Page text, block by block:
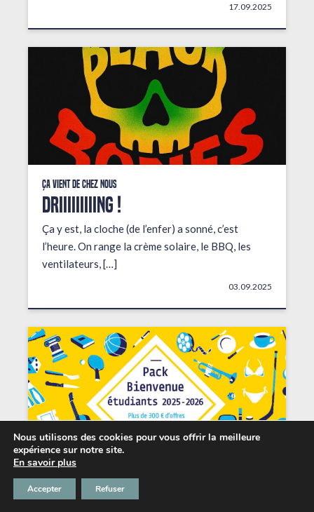
17.09.2025
Ça vient de chez nous
DRIIIIIIIIING !
Ça y est, la cloche (de l’enfer) a sonné, c’est
l’heure. On range la crème solaire, le BBQ, les
ventilateurs, […]
03.09.2025
Les petits + du Chabada
Nous utilisons des cookies pour vous offrir la meilleure
expérience sur notre site.
En savoir plus
Accepter Refuser